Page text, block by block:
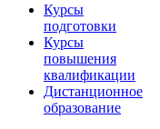
Курсы
подготовки
Курсы
повышения
квалификации
Дистанционное
образование